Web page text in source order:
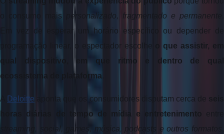
o consumo mais
personalizado, fragmentado e permanente
Em vez de esperar um horário específico ou depender de
programação linear, o espectador escolhe
o que assistir, em
qual dispositivo, em que ritmo e dentro de qual
ecossistema de plataforma
A Deloitte aponta que os consumidores disputam cerca de seis
horas diárias de tempo de mídia e entretenimento
streaming, social, games, música, podcasts e outros formatos